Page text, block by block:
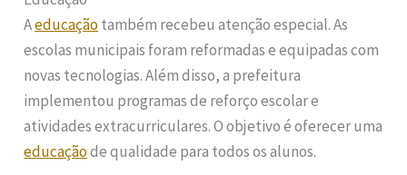
Aeducaçãotambém recebeu atenção especial. As
escolas municipais foram reformadas e equipadas com
novas tecnologias. Além disso, a prefeitura
implementou programas de reforço escolar e
atividades extracurriculares. O objetivo é oferecer uma
educaçãode qualidade para todos os alunos.